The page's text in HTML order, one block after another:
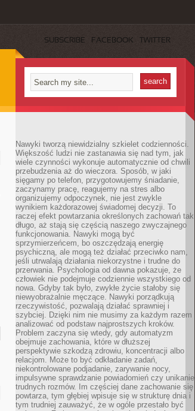
SUBSCRIBE FACEBOOK TWITTER
Nawyki tworzą niewidzialny szkielet codzienności.
Większość ludzi nie zastanawia się nad tym, jak
wiele czynności wykonuje automatycznie od chwili
przebudzenia aż do wieczora. Sposób, w jaki
sięgamy po telefon, przygotowujemy śniadanie,
zaczynamy pracę, reagujemy na stres albo
organizujemy odpoczynek, nie jest zwykle
wynikiem każdorazowej świadomej decyzji. To
raczej efekt powtarzania określonych zachowań tak
długo, aż stają się częścią naszego zwyczajnego
funkcjonowania. Nawyki mogą być
sprzymierzeńcem, bo oszczędzają energię
psychiczną, ale mogą też działać przeciwko nam,
jeśli utrwalają działania niekorzystne i trudne do
przerwania. Psychologia od dawna pokazuje, że
człowiek nie podejmuje codziennie wszystkiego od
nowa. Gdyby tak było, zwykłe życie stałoby się
niewyobrażalnie męczące. Nawyki porządkują
rzeczywistość, pozwalają działać sprawniej i
szybciej. Dzięki nim nie musimy za każdym razem
analizować od podstaw najprostszych kroków.
Problem zaczyna się wtedy, gdy automatyzm
obejmuje zachowania, które w dłuższej
perspektywie szkodzą zdrowiu, koncentracji albo
relacjom. Może to być odkładanie zadań,
niekontrolowane podjadanie, zarywanie nocy,
impulsywne sprawdzanie powiadomień czy unikanie
trudnych rozmów. Im częściej dane zachowanie się
powtarza, tym głębiej wpisuje się w strukturę dnia i
tym trudniej zauważyć, że w ogóle przestało być